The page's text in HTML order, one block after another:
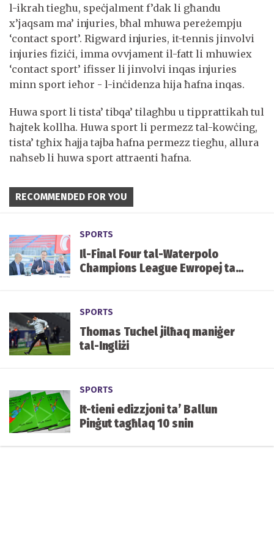
l-ikrah tiegħu, speċjalment f’dak li għandu
x’jaqsam ma’ injuries, bħal mhuwa pereżempju
‘contact sport’. Rigward injuries, it-tennis jinvolvi
injuries fiziċi, imma ovvjament il-fatt li mhuwiex
‘contact sport’ ifisser li jinvolvi inqas injuries
minn sport ieħor - l-inċidenza hija ħafna inqas.
Huwa sport li tista’ tibqa’ tilagħbu u tipprattikah tul
ħajtek kollha. Huwa sport li permezz tal-kowċing,
tista’ tgħix ħajja tajba ħafna permezz tiegħu, allura
naħseb li huwa sport attraenti ħafna.
RECOMMENDED FOR YOU
SPORTS
Il-Final Four tal-Waterpolo
Champions League Ewropej tal-
SPORTS
Thomas Tuchel jilħaq maniġer
tal-Ingliżi
SPORTS
It-tieni edizzjoni ta’ Ballun
Pinġut tagħlaq 10 snin